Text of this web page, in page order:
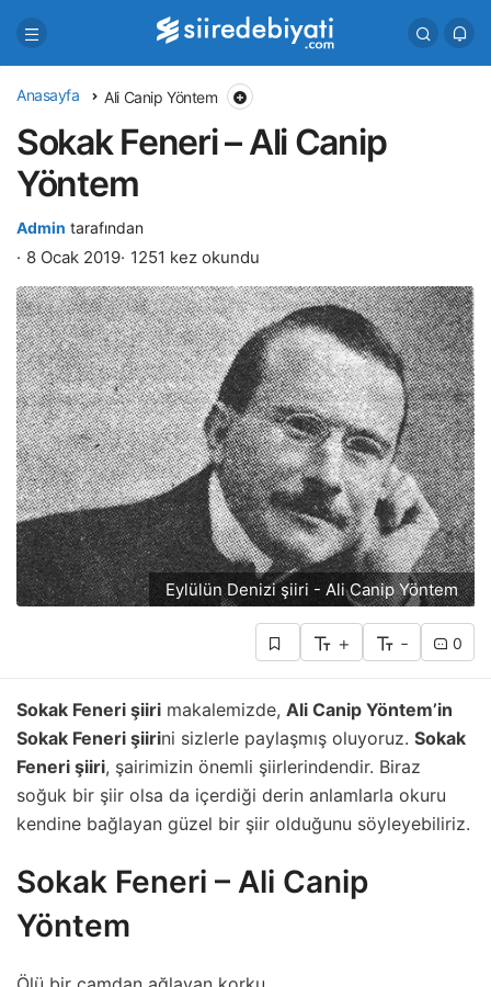
Anasayfa Ali Canip Yöntem
Sokak Feneri – Ali Canip
Yöntem
Admin tarafından
8 Ocak 2019 1251 kez okundu
Eylülün Denizi şiiri - Ali Canip Yöntem
+ - 0
Sokak Feneri şiiri makalemizde, Ali Canip Yöntem’in
Sokak Feneri şiirini sizlerle paylaşmış oluyoruz. Sokak
Feneri şiiri, şairimizin önemli şiirlerindendir. Biraz
soğuk bir şiir olsa da içerdiği derin anlamlarla okuru
kendine bağlayan güzel bir şiir olduğunu söyleyebiliriz.
Sokak Feneri – Ali Canip
Yöntem